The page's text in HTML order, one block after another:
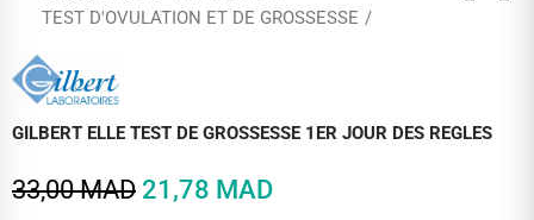
TEST D'OVULATION ET DE GROSSESSE
GILBERT ELLE TEST DE GROSSESSE 1ER JOUR DES REGLES
33,00 MAD 21,78 MAD